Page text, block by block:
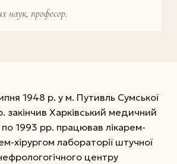
наук, професор.
1948 р. у м. Путивль Сумської
закінчив Харківський медичний
по 1993 рр. працював лікарем-
хірургом лабораторії штучної
центру